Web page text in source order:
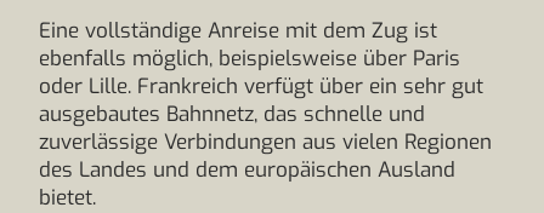
Eine vollständige Anreise mit dem Zug ist
ebenfalls möglich, beispielsweise über Paris
oder Lille. Frankreich verfügt über ein sehr gut
ausgebautes Bahnnetz, das schnelle und
zuverlässige Verbindungen aus vielen Regionen
des Landes und dem europäischen Ausland
bietet.